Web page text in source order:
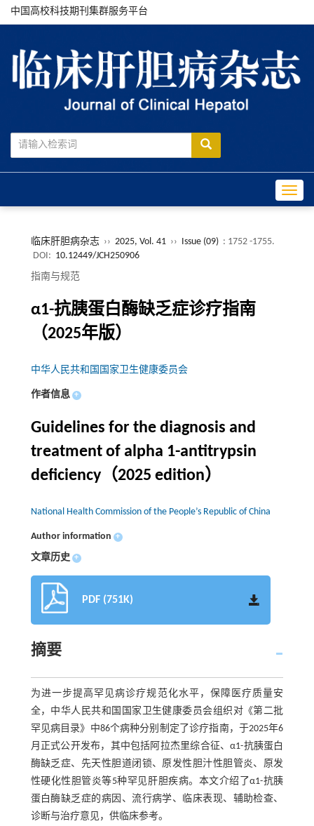
中国高校科技期刊集群服务平台
临床肝胆病杂志 ›› 2025, Vol. 41 ›› Issue (09) : 1752 -1755.
DOI: 10.12449/JCH250906
指南与规范
α1-抗胰蛋白酶缺乏症诊疗指南
（2025年版）
中华人民共和国国家卫生健康委员会
作者信息 +
Guidelines for the diagnosis and
treatment of alpha 1-antitrypsin
deficiency（2025 edition）
National Health Commission of the People’s Republic of China
Author information +
文章历史 +
PDF (751K)
摘要
为进一步提高罕见病诊疗规范化水平，保障医疗质量安
全，中华人民共和国国家卫生健康委员会组织对《第二批
罕见病目录》中86个病种分别制定了诊疗指南，于2025年6
月正式公开发布，其中包括阿拉杰里综合征、α1-抗胰蛋白
酶缺乏症、先天性胆道闭锁、原发性胆汁性胆管炎、原发
性硬化性胆管炎等5种罕见肝胆疾病。本文介绍了α1-抗胰
蛋白酶缺乏症的病因、流行病学、临床表现、辅助检查、
诊断与治疗意见，供临床参考。